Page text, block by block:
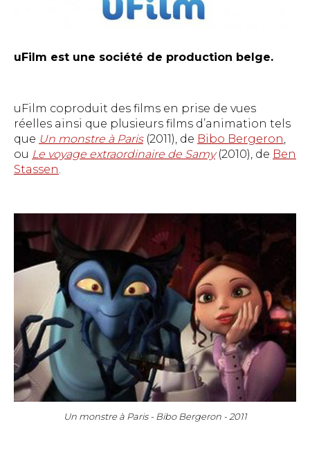
uFilm est une société de production belge.
uFilm coproduit des films en prise de vues
réelles ainsi que plusieurs films d’animation tels
que Un monstre à Paris(2011), de Bibo Bergeron,
ou Le voyage extraordinaire de Samy(2010), de Ben
Stassen.
Un monstre à Paris - Bibo Bergeron - 2011